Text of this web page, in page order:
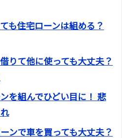
も住宅ローンは組める？
りて他に使っても大丈夫？
を組んでひどい目に！ 悲
ンで車を買っても大丈夫？